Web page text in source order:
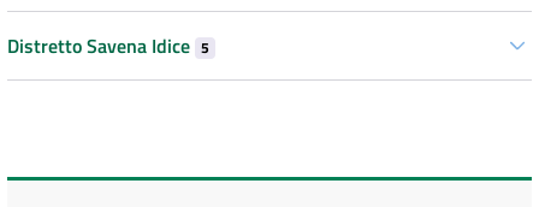
Distretto Savena Idice 5